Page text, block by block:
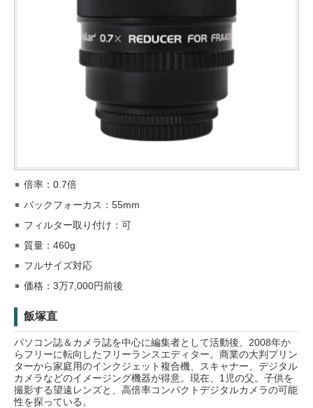
倍率：0.7倍
バックフォーカス：55mm
フィルター取り付け：可
質量：460g
フルサイズ対応
価格：3万7,000円前後
飯塚直
パソコン誌＆カメラ誌を中心に編集者として活動後、2008年か
らフリーに転向したフリーランスエディター。商業の大判プリン
ターから家庭用のインクジェット複合機、スキャナー、デジタル
カメラなどのイメージング機器が得意。現在、1児の父。子供を
撮影する望遠レンズと、高倍率コンパクトデジタルカメラの可能
性を探っている。